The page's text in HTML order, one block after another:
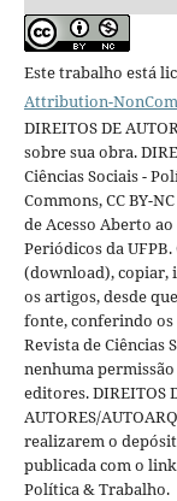
Este trabalho está
Attribution-
DIREITOS DE
sobre sua obra.
Ciências Sociais -
Commons, CC BY-
de Acesso Aberto
Periódicos da
(download),
os artigos, desde
fonte, conferindo os
Revista de Ciências
nenhuma
editores. DIREITOS
AUTORES/
realizarem o
publicada com o
Política & Trabalho.